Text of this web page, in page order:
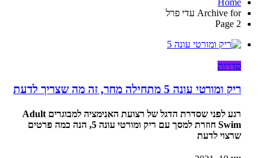
Home
Archive for עדי פרל
Page 2
סדרות
ריק ומורטי עונה 5 מתחילה מחר, זה מה שצריך לדעת
רגע לפני שסדרת הדגל של רצועת האנימציה למבוגרים Adult
Swim חוזרת למסך עם ריק ומורטי עונה 5, הנה כמה פרטים
שרצוי לדעת